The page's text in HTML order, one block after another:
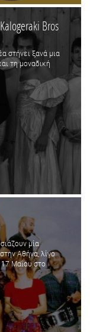
Bros
στήνει ξανά μια
τη μοναδική
μία
Αθήνα, λίγο
17 Μαΐου στο